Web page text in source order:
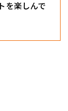
を楽しんで